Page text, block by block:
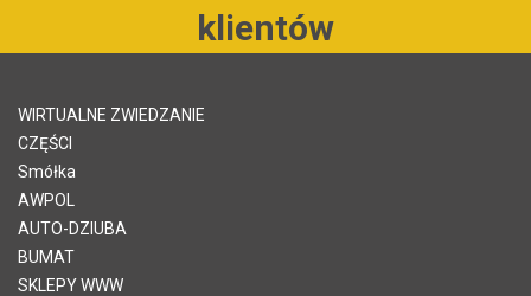
klientów
WIRTUALNE ZWIEDZANIE
CZĘŚCI
Smółka
AWPOL
AUTO-DZIUBA
BUMAT
SKLEPY WWW